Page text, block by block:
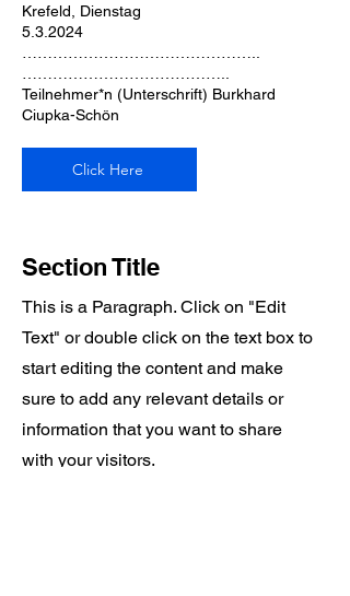
Krefeld, Dienstag
5.3.2024
Teilnehmer*n (Unterschrift) Burkhard
Ciupka-Schön
Click Here
Section Title
This is a Paragraph. Click on "Edit
Text" or double click on the text box to
start editing the content and make
sure to add any relevant details or
information that you want to share
with your visitors.